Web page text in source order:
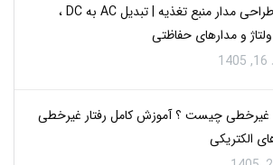
آموزش طراحی مدار منبع تغذیه | تبدیل AC به DC ،
ولتاژ و مدارهای حفاظتی
غیرخطی چیست ؟ آموزش کامل رفتار غیرخطی
الکتریکی